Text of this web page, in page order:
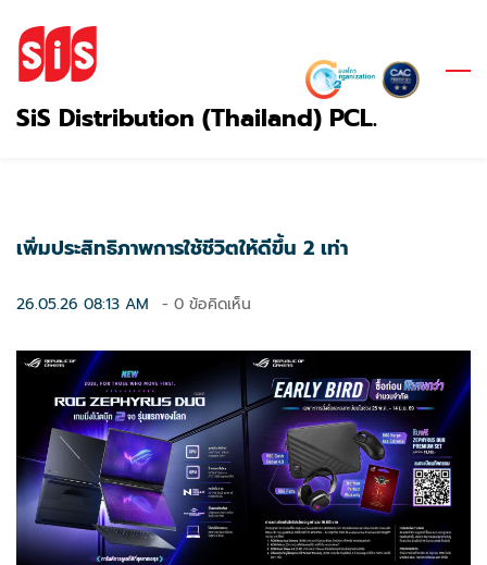
main
content
SiS Distribution (Thailand) PCL.
เพิ่มประสิทธิภาพการใช้ชีวิตให้ดีขึ้น 2 เท่า
26.05.26 08:13 AM - 0 ข้อคิดเห็น